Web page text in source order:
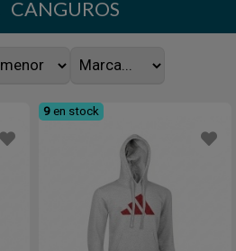
CANGUROS
9 en stock